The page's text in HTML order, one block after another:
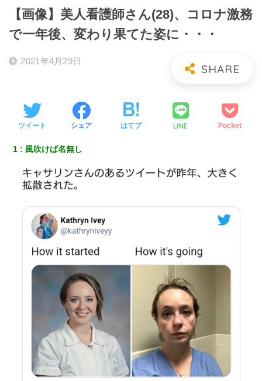
【画像】美人看護師さん(28)、コロナ激務
で一年後、変わり果てた姿に・・・
2021年4月29日
ツイート シェア はてブ LINE Pocket
1 風吹けば名無し